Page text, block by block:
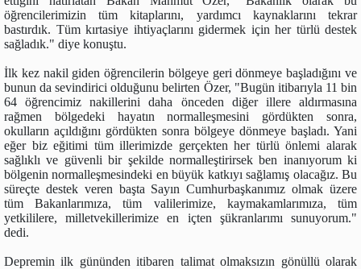
öğrencilerimizin tüm kitaplarını, yardımcı kaynaklarını tekrar
bastırdık. Tüm kırtasiye ihtiyaçlarını gidermek için her türlü destek
sağladık." diye konuştu.
İlk kez nakil giden öğrencilerin bölgeye geri dönmeye başladığını ve
bunun da sevindirici olduğunu belirten Özer, "Bugün itibarıyla 11 bin
64 öğrencimiz nakillerini daha önceden diğer illere aldırmasına
rağmen bölgedeki hayatın normalleşmesini gördükten sonra,
okulların açıldığını gördükten sonra bölgeye dönmeye başladı. Yani
eğer biz eğitimi tüm illerimizde gerçekten her türlü önlemi alarak
sağlıklı ve güvenli bir şekilde normalleştirirsek ben inanıyorum ki
bölgenin normalleşmesindeki en büyük katkıyı sağlamış olacağız. Bu
süreçte destek veren başta Sayın Cumhurbaşkanımız olmak üzere
tüm Bakanlarımıza, tüm valilerimize, kaymakamlarımıza, tüm
yetkililere, milletvekillerimize en içten şükranlarımı sunuyorum."
dedi.
Depremin ilk gününden itibaren talimat olmaksızın gönüllü olarak